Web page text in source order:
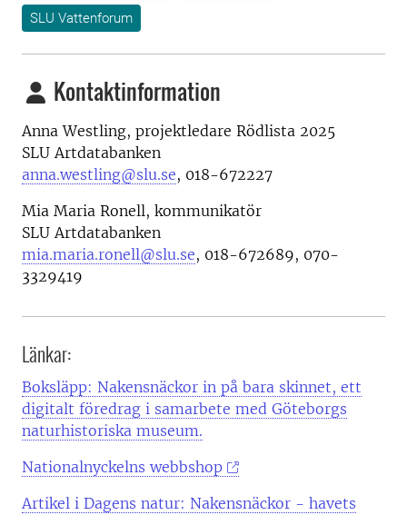
SLU Vattenforum
Kontaktinformation
Anna Westling, projektledare Rödlista 2025
SLU Artdatabanken
anna.westling@slu.se, 018-672227
Mia Maria Ronell, kommunikatör
SLU Artdatabanken
mia.maria.ronell@slu.se, 018-672689, 070-
3329419
Länkar:
Boksläpp: Nakensnäckor in på bara skinnet, ett
digitalt föredrag i samarbete med Göteborgs
naturhistoriska museum.
Nationalnyckelns webbshop
Artikel i Dagens natur: Nakensnäckor - havets